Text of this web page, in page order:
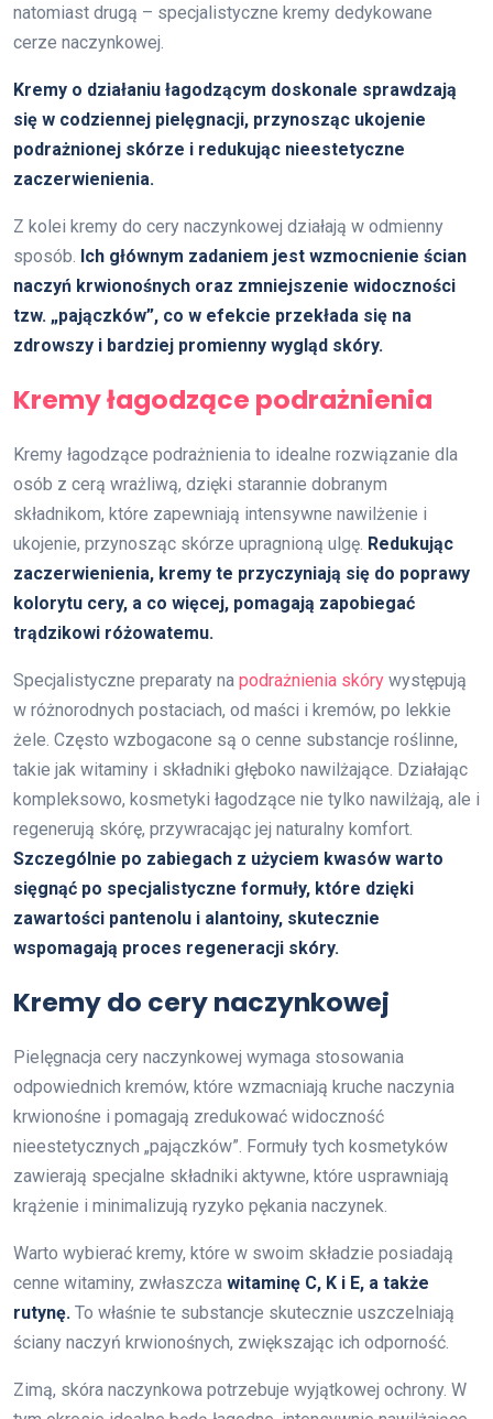
natomiast drugą – specjalistyczne kremy dedykowane
cerze naczynkowej.
Kremy o działaniu łagodzącym doskonale sprawdzają
się w codziennej pielęgnacji, przynosząc ukojenie
podrażnionej skórze i redukując nieestetyczne
zaczerwienienia.
Z kolei kremy do cery naczynkowej działają w odmienny
sposób. Ich głównym zadaniem jest wzmocnienie ścian
naczyń krwionośnych oraz zmniejszenie widoczności
tzw. „pajączków”, co w efekcie przekłada się na
zdrowszy i bardziej promienny wygląd skóry.
Kremy łagodzące podrażnienia
Kremy łagodzące podrażnienia to idealne rozwiązanie dla
osób z cerą wrażliwą, dzięki starannie dobranym
składnikom, które zapewniają intensywne nawilżenie i
ukojenie, przynosząc skórze upragnioną ulgę. Redukując
zaczerwienienia, kremy te przyczyniają się do poprawy
kolorytu cery, a co więcej, pomagają zapobiegać
trądzikowi różowatemu.
Specjalistyczne preparaty na podrażnienia skóry występują
w różnorodnych postaciach, od maści i kremów, po lekkie
żele. Często wzbogacone są o cenne substancje roślinne,
takie jak witaminy i składniki głęboko nawilżające. Działając
kompleksowo, kosmetyki łagodzące nie tylko nawilżają, ale i
regenerują skórę, przywracając jej naturalny komfort.
Szczególnie po zabiegach z użyciem kwasów warto
sięgnąć po specjalistyczne formuły, które dzięki
zawartości pantenolu i alantoiny, skutecznie
wspomagają proces regeneracji skóry.
Kremy do cery naczynkowej
Pielęgnacja cery naczynkowej wymaga stosowania
odpowiednich kremów, które wzmacniają kruche naczynia
krwionośne i pomagają zredukować widoczność
nieestetycznych „pajączków”. Formuły tych kosmetyków
zawierają specjalne składniki aktywne, które usprawniają
krążenie i minimalizują ryzyko pękania naczynek.
Warto wybierać kremy, które w swoim składzie posiadają
cenne witaminy, zwłaszcza witaminę C, K i E, a także
rutynę. To właśnie te substancje skutecznie uszczelniają
ściany naczyń krwionośnych, zwiększając ich odporność.
Zimą, skóra naczynkowa potrzebuje wyjątkowej ochrony. W